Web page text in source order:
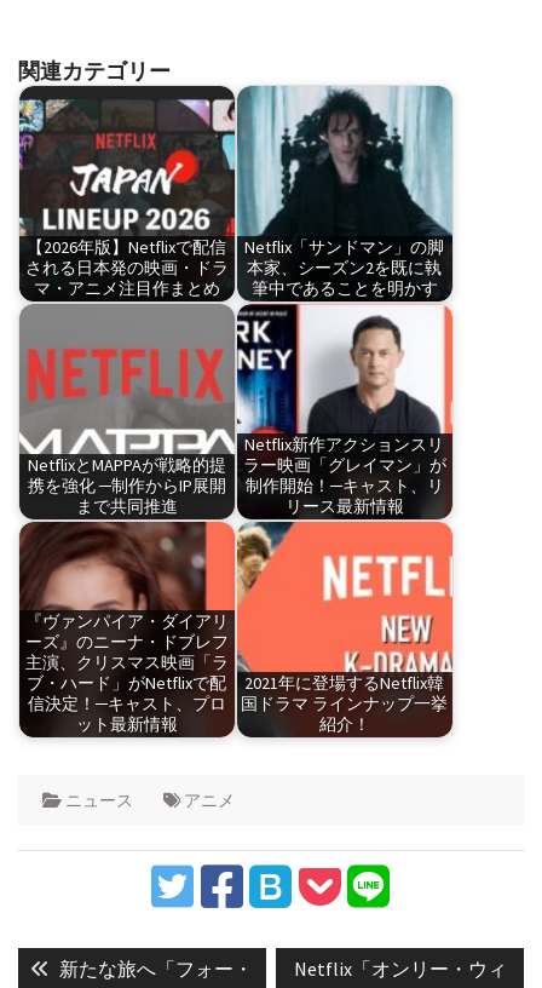
関連カテゴリー
【2026年版】Netflixで配信
される日本発の映画・ドラ
マ・アニメ注目作まとめ
Netflix「サンドマン」の脚
本家、シーズン2を既に執
筆中であることを明かす
NetflixとMAPPAが戦略的提
携を強化 ─制作からIP展開
まで共同推進
Netflix新作アクションスリ
ラー映画「グレイマン」が
制作開始！─キャスト、リ
リース最新情報
『ヴァンパイア・ダイアリ
ーズ』のニーナ・ドブレフ
主演、クリスマス映画「ラ
ブ・ハード」がNetflixで配
信決定！─キャスト、プロ
ット最新情報
2021年に登場するNetflix韓
国ドラマ ラインナップ一挙
紹介！
ニュース アニメ
稿
Previous
新たな旅へ「フォー・
Next
Netflix「オンリー・ウィ